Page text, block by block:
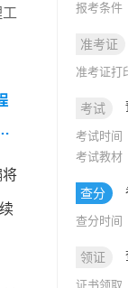
将
报考条件
准考证
准考证打
考试
考试时间
考试教材
查分
查分时间
领证
证书领取